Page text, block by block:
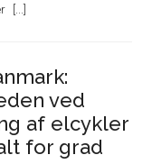
ved
af elcykler
for grad